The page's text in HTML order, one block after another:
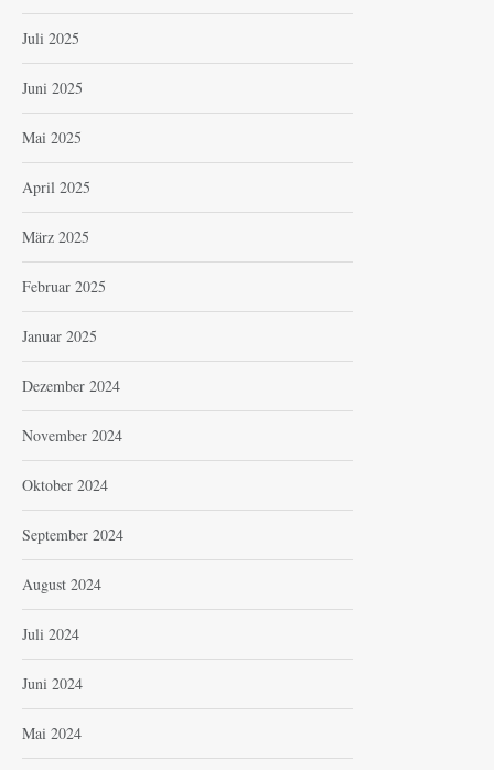
Juli 2025
Juni 2025
Mai 2025
April 2025
März 2025
Februar 2025
Januar 2025
Dezember 2024
November 2024
Oktober 2024
September 2024
August 2024
Juli 2024
Juni 2024
Mai 2024